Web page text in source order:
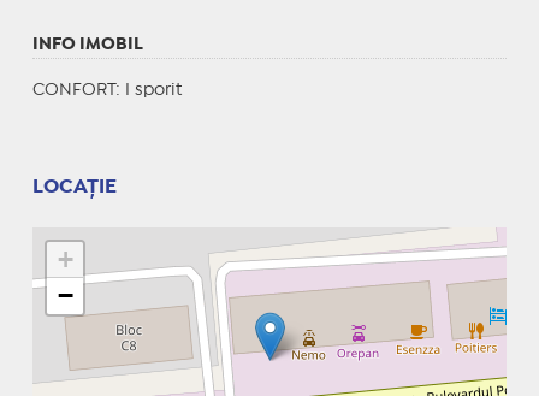
INFO IMOBIL
CONFORT : I sporit
LOCAȚIE
+
−